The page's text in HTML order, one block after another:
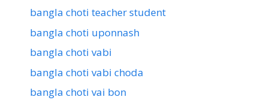
bangla choti teacher student
bangla choti uponnash
bangla choti vabi
bangla choti vabi choda
bangla choti vai bon